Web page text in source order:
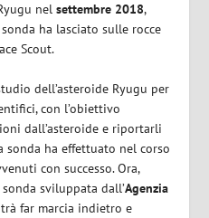
nelsettembre 2018,
ha lasciato sulle rocce
Scout.
dell’asteroide Ryugu per
con l’obiettivo
dall’asteroide e riportarli
sonda ha effettuato nel corso
con successo. Ora,
sviluppata dall’Agenzia
far marcia indietro e